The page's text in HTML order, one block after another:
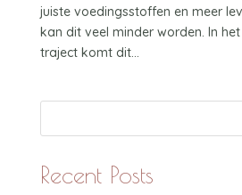
juiste voedingsstoffen en meer
kan dit veel minder worden. In
traject komt dit...
Recent Posts